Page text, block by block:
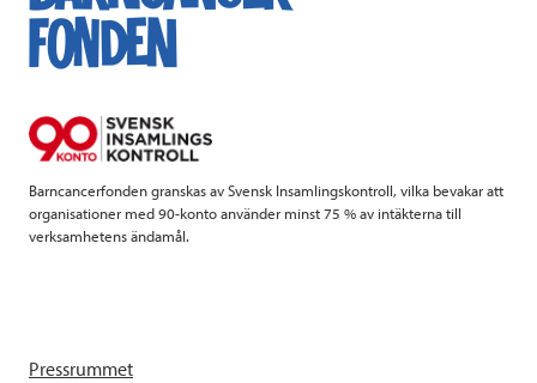
b
k
t
e
Barncancerfonden granskas av Svensk Insamlingskontroll, vilka bevakar att
organisationer med 90-konto använder minst 75 % av intäkterna till
verksamhetens ändamål.
Pressrummet